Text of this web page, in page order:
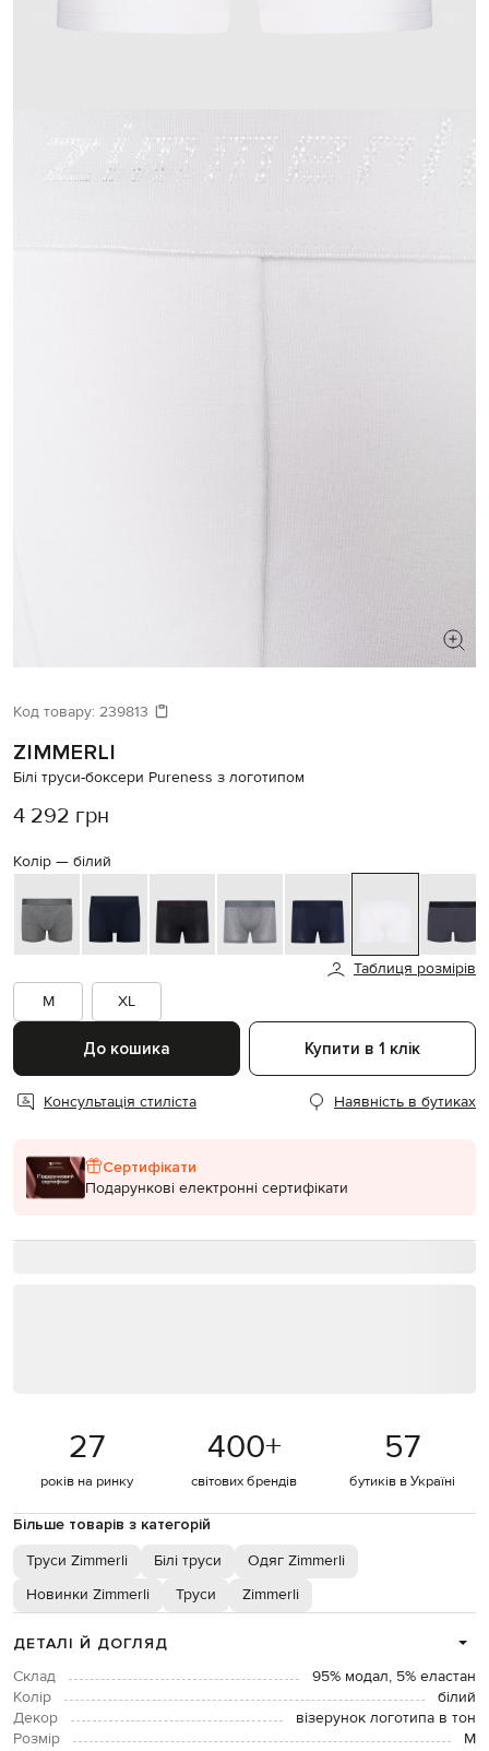
Код товару: 239813
ZIMMERLI
Білі труси-боксери Pureness з логотипом
4 292 грн
Колір — білий
Таблиця розмірів
M
XL
До кошика Купити в 1 клік
Консультація стиліста Наявність в бутиках
Сертифікати
Подарункові електронні сертифікати
27
років на ринку
400+
світових брендів
57
бутиків в Україні
Більше товарів з категорій
Труси Zimmerli Білі труси
Одяг Zimmerli
Новинки Zimmerli
Труси Zimmerli
ДЕТАЛІ Й ДОГЛЯД
Склад
95% модал, 5% еластан
Колір
білий
Декор
візерунок логотипа в тон
Розмір
М